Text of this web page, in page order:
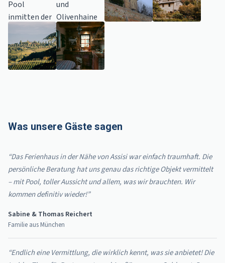
Was unsere Gäste sagen
“Das Ferienhaus in der Nähe von Assisi war einfach traumhaft. Die
persönliche Beratung hat uns genau das richtige Objekt vermittelt
– mit Pool, toller Aussicht und allem, was wir brauchten. Wir
kommen definitiv wieder!”
Sabine & Thomas Reichert
Familie aus München
“Endlich eine Vermittlung, die wirklich kennt, was sie anbietet! Die